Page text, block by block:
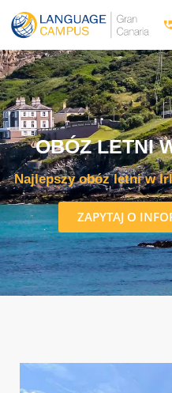
OBÓZ LETNI
Najlepszy obóz letni w
ZAPYTAJ O